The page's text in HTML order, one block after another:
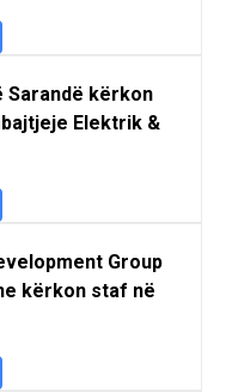
Sarandë kërkon
Elektrik &
Group
kërkon staf në